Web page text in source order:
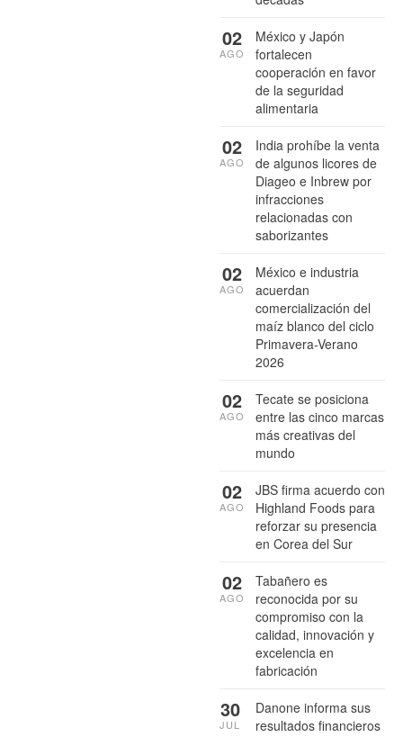
México y Japón
fortalecen
cooperación en favor
de la seguridad
alimentaria
02
AGO
India prohíbe la venta
de algunos licores de
Diageo e Inbrew por
infracciones
relacionadas con
saborizantes
02
AGO
México e industria
acuerdan
comercialización del
maíz blanco del ciclo
Primavera-Verano
2026
02
AGO
Tecate se posiciona
entre las cinco marcas
más creativas del
mundo
02
AGO
JBS firma acuerdo con
Highland Foods para
reforzar su presencia
en Corea del Sur
02
AGO
Tabañero es
reconocida por su
compromiso con la
calidad, innovación y
excelencia en
fabricación
02
AGO
Danone informa sus
resultados financieros
30
JUL